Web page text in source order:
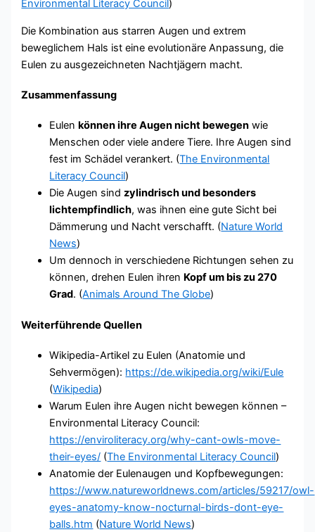
Environmental Literacy Council)
Die Kombination aus starren Augen und extrem
beweglichem Hals ist eine evolutionäre Anpassung, die
Eulen zu ausgezeichneten Nachtjägern macht.
Zusammenfassung
Eulen können ihre Augen nicht bewegen wie
Menschen oder viele andere Tiere. Ihre Augen sind
fest im Schädel verankert. (The Environmental
Literacy Council)
Die Augen sindzylindrisch und besonders
lichtempfindlich, was ihnen eine gute Sicht bei
Dämmerung und Nacht verschafft. (Nature World
News)
Um dennoch in verschiedene Richtungen sehen zu
können, drehen Eulen ihren Kopf um bis zu 270
Grad. (Animals Around The Globe)
Weiterführende Quellen
Wikipedia-Artikel zu Eulen (Anatomie und
Sehvermögen): https://de.wikipedia.org/wiki/Eule
(Wikipedia)
Warum Eulen ihre Augen nicht bewegen können –
Environmental Literacy Council:
https://enviroliteracy.org/why-cant-owls-move-
their-eyes/ (The Environmental Literacy Council)
Anatomie der Eulenaugen und Kopfbewegungen:
https://www.natureworldnews.com/articles/59217/owl-
eyes-anatomy-know-nocturnal-birds-dont-eye-
balls.htm (Nature World News)